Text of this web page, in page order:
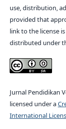
use, distribution,
provided that
link to the license
distributed under
Jurnal Pendidikan
licensed under a
International